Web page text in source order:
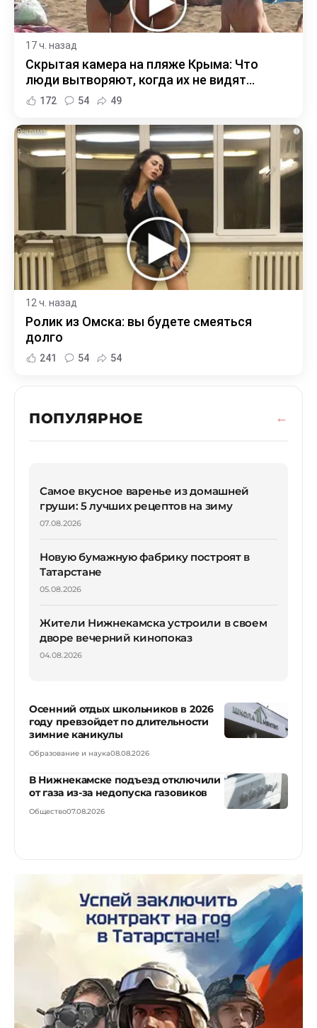
17 ч. назад
Скрытая камера на пляже Крыма: Что
люди вытворяют, когда их не видят...
172 54 49
i
12 ч. назад
Ролик из Омска: вы будете смеяться
долго
241 54 54
ПОПУЛЯРНОЕ
Самое вкусное варенье из домашней
груши: 5 лучших рецептов на зиму
07.08.2026
Новую бумажную фабрику построят в
Татарстане
05.08.2026
Жители Нижнекамска устроили в своем
дворе вечерний кинопоказ
04.08.2026
Осенний отдых школьников в 2026
году превзойдет по длительности
зимние каникулы
Образование и наука08.08.2026
В Нижнекамске подъезд отключили
от газа из-за недопуска газовиков
Общество07.08.2026